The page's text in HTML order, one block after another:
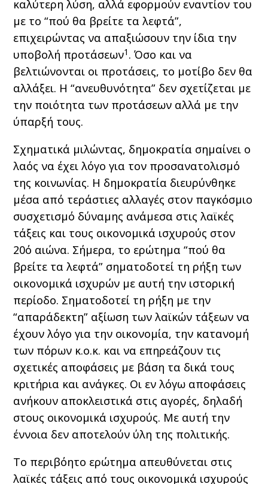
καλύτερη λύση, αλλά εφορμούν εναντίον του
με το “πού θα βρείτε τα λεφτά”,
επιχειρώντας να απαξιώσουν την ίδια την
υποβολή προτάσεων1 . Όσο και να
βελτιώνονται οι προτάσεις, το μοτίβο δεν θα
αλλάξει. Η “ανευθυνότητα” δεν σχετίζεται με
την ποιότητα των προτάσεων αλλά με την
ύπαρξή τους.
Σχηματικά μιλώντας, δημοκρατία σημαίνει ο
λαός να έχει λόγο για τον προσανατολισμό
της κοινωνίας. Η δημοκρατία διευρύνθηκε
μέσα από τεράστιες αλλαγές στον παγκόσμιο
συσχετισμό δύναμης ανάμεσα στις λαϊκές
τάξεις και τους οικονομικά ισχυρούς στον
20ό αιώνα. Σήμερα, το ερώτημα “πού θα
βρείτε τα λεφτά” σηματοδοτεί τη ρήξη των
οικονομικά ισχυρών με αυτή την ιστορική
περίοδο. Σηματοδοτεί τη ρήξη με την
“απαράδεκτη” αξίωση των λαϊκών τάξεων να
έχουν λόγο για την οικονομία, την κατανομή
των πόρων κ.ο.κ. και να επηρεάζουν τις
σχετικές αποφάσεις με βάση τα δικά τους
κριτήρια και ανάγκες. Οι εν λόγω αποφάσεις
ανήκουν αποκλειστικά στις αγορές, δηλαδή
στους οικονομικά ισχυρούς. Με αυτή την
έννοια δεν αποτελούν ύλη της πολιτικής.
Το περιβόητο ερώτημα απευθύνεται στις
λαϊκές τάξεις από τους οικονομικά ισχυρούς